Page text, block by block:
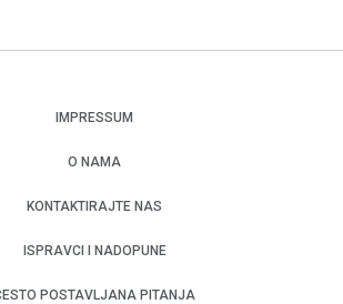
IMPRESSUM
O NAMA
KONTAKTIRAJTE NAS
ISPRAVCI I NADOPUNE
POSTAVLJANA PITANJA